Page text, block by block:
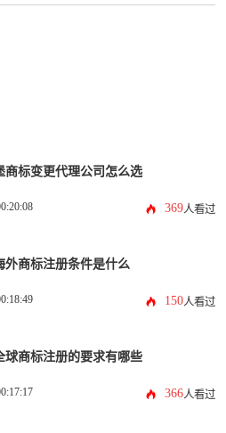
商标变更代理公司怎么选
369人看过
外商标注册条件是什么
150人看过
球商标注册的要求有哪些
366人看过